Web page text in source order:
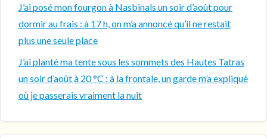
J’ai posé mon fourgon à Nasbinals un soir d’août pour
dormir au frais : à 17 h, on m’a annoncé qu’il ne restait
plus une seule place
J’ai planté ma tente sous les sommets des Hautes Tatras
un soir d’août à 20 °C : à la frontale, un garde m’a expliqué
où je passerais vraiment la nuit